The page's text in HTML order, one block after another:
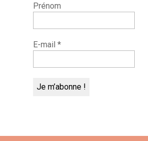
Prénom
E-mail *